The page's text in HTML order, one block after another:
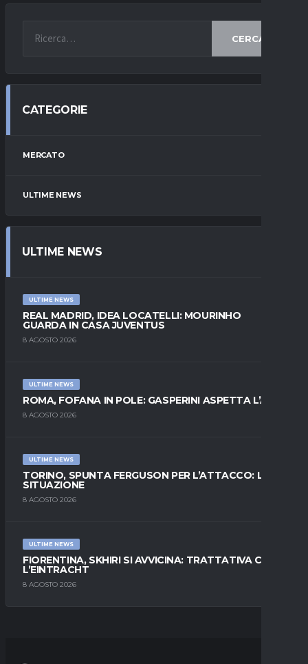
CERCA
CATEGORIE
MERCATO
ULTIME NEWS
ULTIME NEWS
ULTIME NEWS
REAL MADRID, IDEA LOCATELLI: MOURINHO
GUARDA IN CASA JUVENTUS
8 AGOSTO 2026
ULTIME NEWS
ROMA, FOFANA IN POLE: GASPERINI ASPETTA L’ALA
8 AGOSTO 2026
ULTIME NEWS
TORINO, SPUNTA FERGUSON PER L’ATTACCO: LA
SITUAZIONE
8 AGOSTO 2026
ULTIME NEWS
FIORENTINA, SKHIRI SI AVVICINA: TRATTATIVA CON
L’EINTRACHT
8 AGOSTO 2026